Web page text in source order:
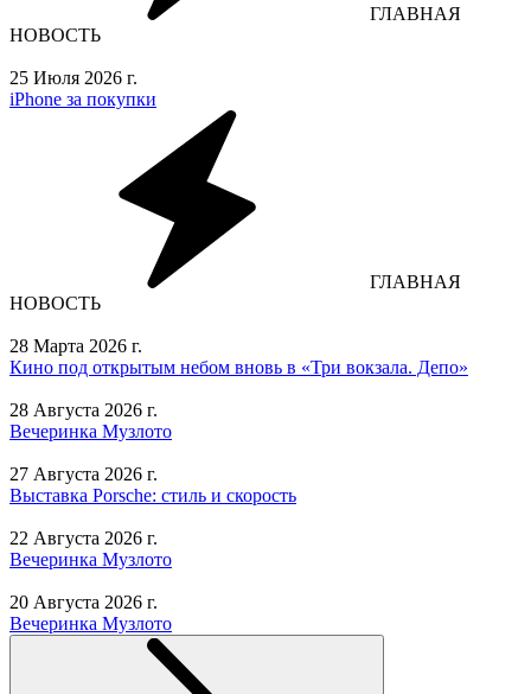
ГЛАВНАЯ
НОВОСТЬ
25 Июля 2026 г.
iPhone за покупки
ГЛАВНАЯ
НОВОСТЬ
28 Марта 2026 г.
Кино под открытым небом вновь в «Три вокзала. Депо»
28 Августа 2026 г.
Вечеринка Музлото
27 Августа 2026 г.
Выставка Porsche: стиль и скорость
22 Августа 2026 г.
Вечеринка Музлото
20 Августа 2026 г.
Вечеринка Музлото